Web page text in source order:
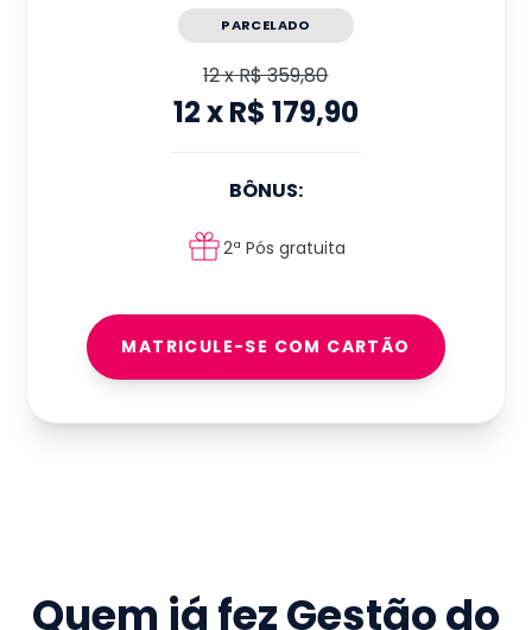
PARCELADO
12xR$ 359,80
12xR$ 179,90
BÔNUS:
2ª Pós gratuita
MATRICULE-SE COM CARTÃO
Quem já fezGestão do